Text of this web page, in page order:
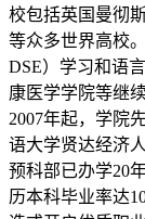
校包括英国曼彻
等众多世界高校
DSE）学习和语
康医学学院等继
2007年起，学院
语大学贤达经济
预科部已办学20
历本科毕业率达